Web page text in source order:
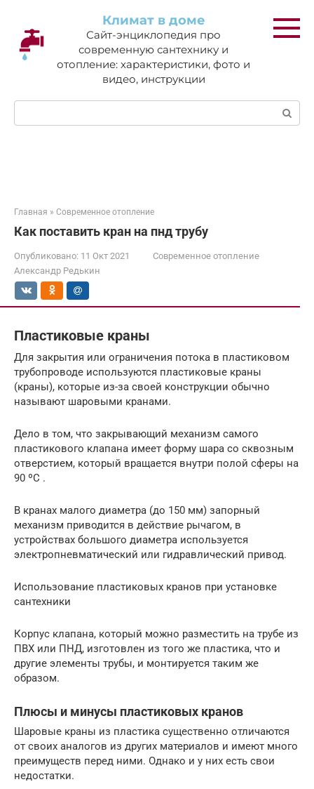
контенту
Климат в доме
Сайт-энциклопедия про
современную сантехнику и
отопление: характеристики, фото и
видео, инструкции
Поиск:
Главная » Современное отопление
Как поставить кран на пнд трубу
Опубликовано: 11 Окт 2021
Современное отопление
Александр Редькин
Пластиковые краны
Для закрытия или ограничения потока в пластиковом
трубопроводе используются пластиковые краны
(краны), которые из-за своей конструкции обычно
называют шаровыми кранами.
Дело в том, что закрывающий механизм самого
пластикового клапана имеет форму шара со сквозным
отверстием, который вращается внутри полой сферы на
90 ºC .
В кранах малого диаметра (до 150 мм) запорный
механизм приводится в действие рычагом, в
устройствах большого диаметра используется
электропневматический или гидравлический привод.
Использование пластиковых кранов при установке
сантехники
Корпус клапана, который можно разместить на трубе из
ПВХ или ПНД, изготовлен из того же пластика, что и
другие элементы трубы, и монтируется таким же
образом.
Плюсы и минусы пластиковых кранов
Шаровые краны из пластика существенно отличаются
от своих аналогов из других материалов и имеют много
преимуществ перед ними. Однако и у них есть свои
недостатки.